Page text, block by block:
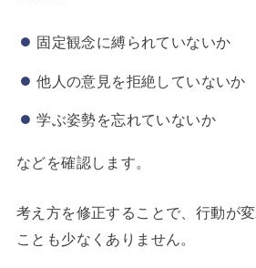
固定観念に縛られていないか
他人の意見を拒絶していないか
学ぶ姿勢を忘れていないか
などを確認します。
考え方を修正することで、行動が
ことも少なくありません。